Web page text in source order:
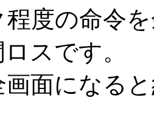
程度の命令
スです。
面になる